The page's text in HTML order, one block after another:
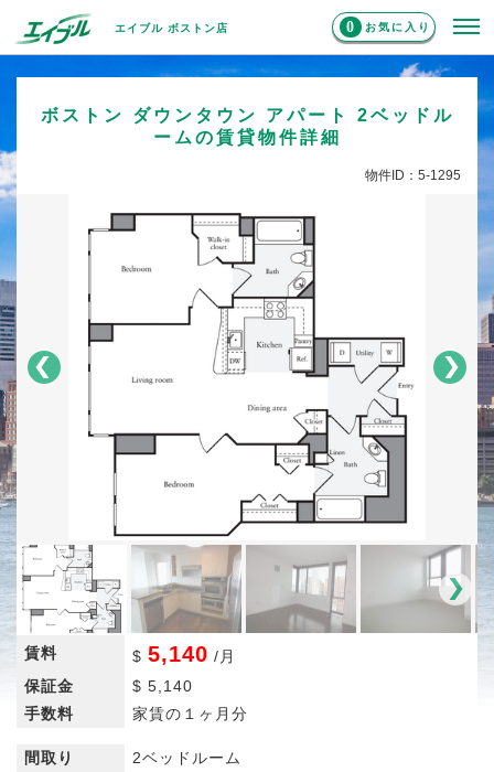
エイブル ボストン店 0 お気に入り
ボストン ダウンタウン アパート 2ベッドル
ームの賃貸物件詳細
物件ID：5-1295
賃料 $ 5,140 / 月
保証金
$ 5,140
手数料
家賃の１ヶ月分
間取り
2ベッドルーム